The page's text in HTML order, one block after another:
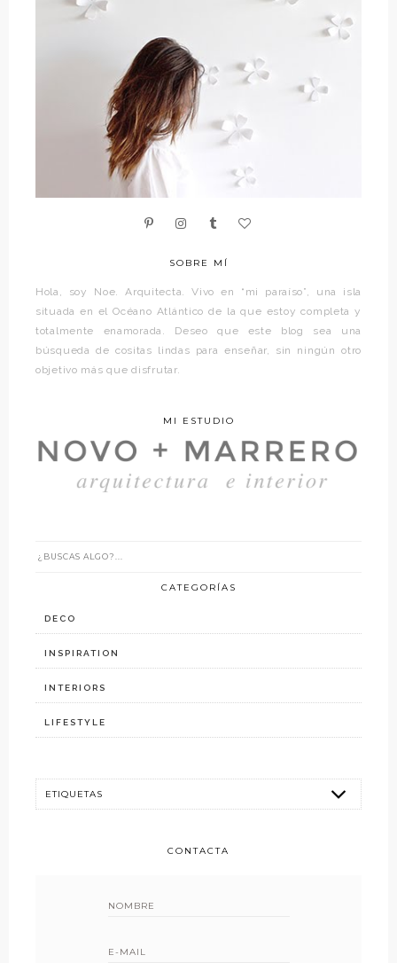
SOBRE MÍ
Hola, soy Noe. Arquitecta. Vivo en “mi paraíso”, una isla
situada en el Océano Atlántico de la que estoy completa y
totalmente enamorada. Deseo que este blog sea una
búsqueda de cositas lindas para enseñar, sin ningún otro
objetivo más que disfrutar.
MI ESTUDIO
CATEGORÍAS
DECO
INSPIRATION
INTERIORS
LIFESTYLE
CONTACTA